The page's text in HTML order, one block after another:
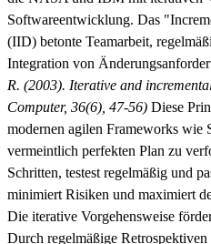
Softwareentwicklung. Das
(IID) betonte Teamarbeit,
Integration von
R. (2003). Iterative and
Computer, 36(6), 47-56) Diese
modernen agilen Frameworks wie
vermeintlich perfekten Plan zu
Schritten, testest regelmäßig und
minimiert Risiken und maximiert
Die iterative Vorgehensweise
Durch regelmäßige